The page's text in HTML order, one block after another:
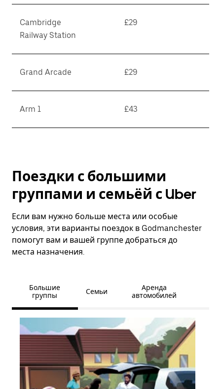
Cambridge
Railway Station
£29
Grand Arcade £29
Arm 1 £43
Поездки с большими
группами и семьёй с Uber
Если вам нужно больше места или особые
условия, эти варианты поездок в Godmanchester
помогут вам и вашей группе добраться до
места назначения.
Большие
группы
Семьи
Аренда
автомобилей